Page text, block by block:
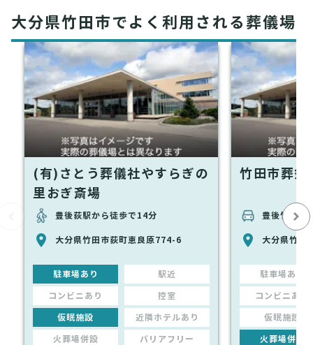
大分県竹田市でよく利用される葬儀場
(有)さとう葬儀社やすらぎの
里おぎ斎場
豊後荻駅から徒歩で14分
大分県竹田市荻町恵良原774-6
駐車場あり 駅近
コンビニあり 控室
仮眠施設 近隣ホテルあり
火葬場併設 バリアフリー
竹田市葬祭
豊後竹田駅
大分県竹田
駐車場あり
コンビニあり
仮眠施設
火葬場併設